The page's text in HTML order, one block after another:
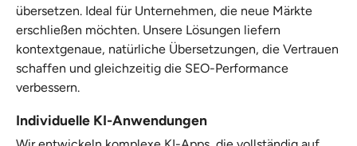
übersetzen. Ideal für Unternehmen, die neue Märkte
erschließen möchten. Unsere Lösungen liefern
kontextgenaue, natürliche Übersetzungen, die Vertrauen
schaffen und gleichzeitig die SEO-Performance
verbessern.
Individuelle KI-Anwendungen